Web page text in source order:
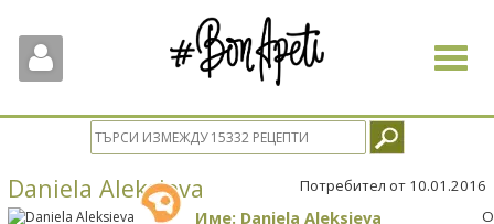
Toggle
Daniela Aleksieva Потребител от 10.01.2016
Име: Daniela Aleksieva